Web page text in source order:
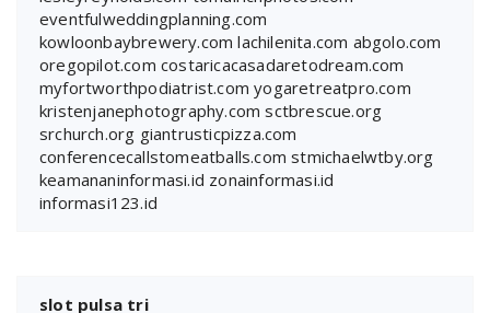
eventfulweddingplanning.com
kowloonbaybrewery.com lachilenita.com abgolo.com
oregopilot.com costaricacasadaretodream.com
myfortworthpodiatrist.com yogaretreatpro.com
kristenjanephotography.com sctbrescue.org
srchurch.org giantrusticpizza.com
conferencecallstomeatballs.com stmichaelwtby.org
keamananinformasi.id zonainformasi.id
informasi123.id
slot pulsa tri